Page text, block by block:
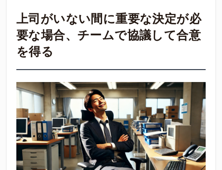
上司がいない間に重要な決定が必
要な場合、チームで協議して合意
を得る